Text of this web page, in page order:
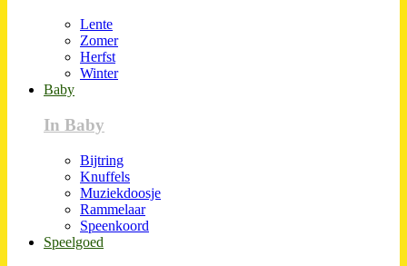
Lente
Zomer
Herfst
Winter
Baby
In Baby
Bijtring
Knuffels
Muziekdoosje
Rammelaar
Speenkoord
Speelgoed